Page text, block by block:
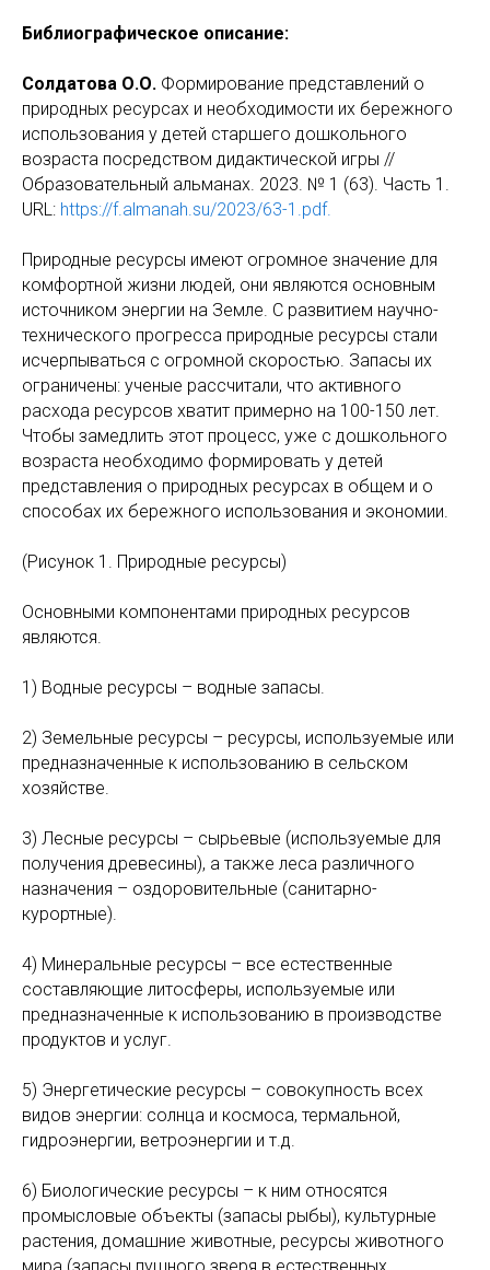
Библиографическое описание:
Солдатова О.О. Формирование представлений о
природных ресурсах и необходимости их бережного
использования у детей старшего дошкольного
возраста посредством дидактической игры //
Образовательный альманах. 2023. № 1 (63). Часть 1.
URL: https://f.almanah.su/2023/63-1.pdf.
Природные ресурсы имеют огромное значение для
комфортной жизни людей, они являются основным
источником энергии на Земле. С развитием научно-
технического прогресса природные ресурсы стали
исчерпываться с огромной скоростью. Запасы их
ограничены: ученые рассчитали, что активного
расхода ресурсов хватит примерно на 100-150 лет.
Чтобы замедлить этот процесс, уже с дошкольного
возраста необходимо формировать у детей
представления о природных ресурсах в общем и о
способах их бережного использования и экономии.
(Рисунок 1. Природные ресурсы)
Основными компонентами природных ресурсов
являются.
1) Водные ресурсы – водные запасы.
2) Земельные ресурсы – ресурсы, используемые или
предназначенные к использованию в сельском
хозяйстве.
3) Лесные ресурсы – сырьевые (используемые для
получения древесины), а также леса различного
назначения – оздоровительные (санитарно-
курортные).
4) Минеральные ресурсы – все естественные
составляющие литосферы, используемые или
предназначенные к использованию в производстве
продуктов и услуг.
5) Энергетические ресурсы – совокупность всех
видов энергии: солнца и космоса, термальной,
гидроэнергии, ветроэнергии и т.д.
6) Биологические ресурсы – к ним относятся
промысловые объекты (запасы рыбы), культурные
растения, домашние животные, ресурсы животного